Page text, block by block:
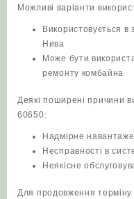
Можливі варіанти
Використовується
Нива
Може бути
ремонту комбайна
Деякі поширені причини
60650:
Надмірне
Несправності в
Неякісне
Для продовження